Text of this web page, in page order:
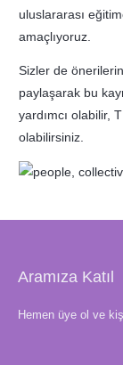
uluslararası
amaçlıyoruz.
Sizler de
paylaşarak bu
yardımcı olabilir,
olabilirsiniz.
Aramıza Katıl
Hemen üye ol ve